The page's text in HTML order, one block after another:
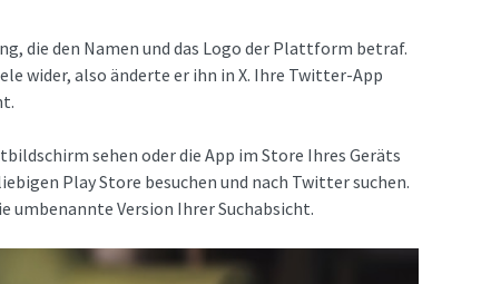
die den Namen und das Logo der Plattform betraf.
wider, also änderte er ihn in X. Ihre Twitter-App
sehen oder die App im Store Ihres Geräts
Play Store besuchen und nach Twitter suchen.
umbenannte Version Ihrer Suchabsicht.